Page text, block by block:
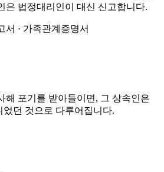
은 법정대리인이 대신 신고합니다.
서 · 가족관계증명서
해 포기를 받아들이면, 그 상속인은
던 것으로 다루어집니다.